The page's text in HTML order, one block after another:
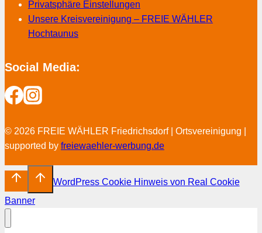
Privatsphäre Einstellungen
Unsere Kreisvereinigung – FREIE WÄHLER
Hochtaunus
Social Media:
© 2026 FREIE WÄHLER Friedrichsdorf | Ortsvereinigung |
supported by freiewaehler-werbung.de
WordPress Cookie Hinweis von Real Cookie
Banner